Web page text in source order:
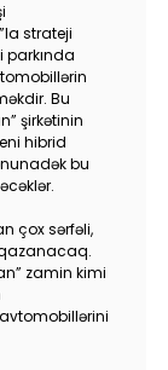
strateji
parkında
Bu
şirkətinin
hibrid
bu
çox sərfəli,
zamin kimi
avtomobillərini